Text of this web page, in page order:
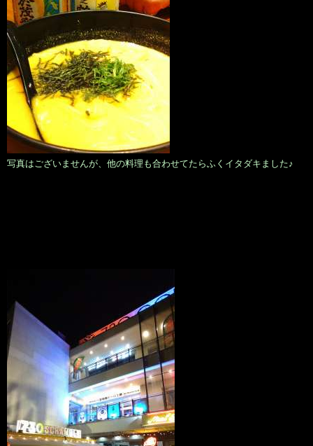
写真はございませんが、他の料理も合わせてたらふくイタダキました♪